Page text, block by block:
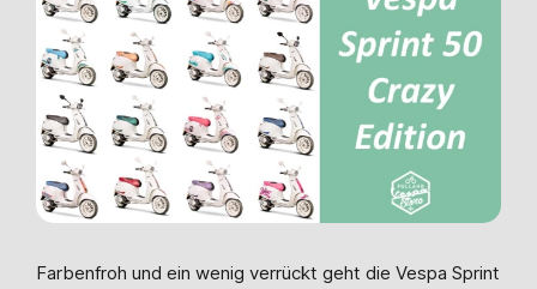
Farbenfroh und ein wenig verrückt geht die Vespa Sprint